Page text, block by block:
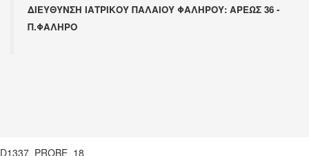
ΔΙΕΥΘΥΝΣΗ ΙΑΤΡΙΚΟΥ ΠΑΛΑΙΟΥ ΦΑΛΗΡΟΥ: ΑΡΕΩΣ 36 -
Π.ΦΑΛΗΡΟ